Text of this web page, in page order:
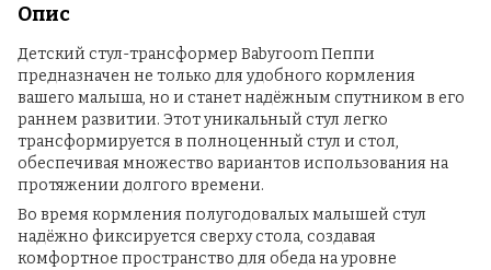
Опис
Детский стул-трансформер Babyroom Пеппи
предназначен не только для удобного кормления
вашего малыша, но и станет надёжным спутником в его
раннем развитии. Этот уникальный стул легко
трансформируется в полноценный стул и стол,
обеспечивая множество вариантов использования на
протяжении долгого времени.
Во время кормления полугодовалых малышей стул
надёжно фиксируется сверху стола, создавая
комфортное пространство для обеда на уровне